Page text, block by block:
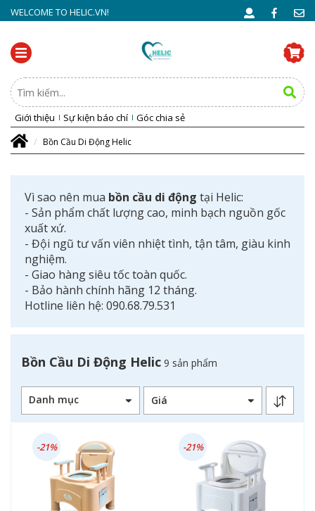
WELCOME TO HELIC.VN!
Giới thiệu Sự kiện báo chí Góc chia sẻ
Bồn Cầu Di Động Helic
Vì sao nên mua bồn cầu di động tại Helic:
- Sản phẩm chất lượng cao, minh bạch nguồn gốc
xuất xứ.
- Đội ngũ tư vấn viên nhiệt tình, tận tâm, giàu kinh
nghiệm.
- Giao hàng siêu tốc toàn quốc.
- Bảo hành chính hãng 12 tháng.
Hotline liên hệ: 090.68.79.531
Bồn Cầu Di Động Helic 9 sản phẩm
Danh mục
-21% -21%